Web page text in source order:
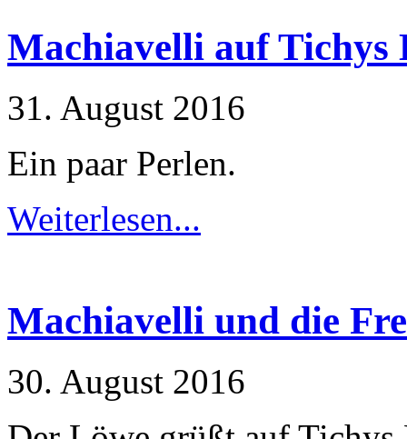
Machiavelli auf Tichys
31. August 2016
Ein paar Perlen.
Weiterlesen...
Machiavelli und die
30. August 2016